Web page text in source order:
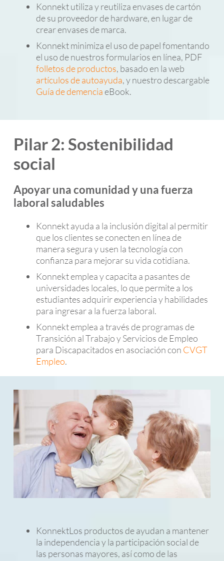
Konnekt utiliza y reutiliza envases de cartón
de su proveedor de hardware, en lugar de
crear envases de marca.
Konnekt minimiza el uso de papel fomentando
el uso de nuestros formularios en línea, PDF
folletos de productos, basado en la web
artículos de autoayuda, y nuestro descargable
Guía de demenciaeBook.
Pilar 2: Sostenibilidad
social
Apoyar una comunidad y una fuerza
laboral saludables
Konnekt ayuda a la inclusión digital al permitir
que los clientes se conecten en línea de
manera segura y usen la tecnología con
confianza para mejorar su vida cotidiana.
Konnekt emplea y capacita a pasantes de
universidades locales, lo que permite a los
estudiantes adquirir experiencia y habilidades
para ingresar a la fuerza laboral.
Konnekt emplea a través de programas de
Transición al Trabajo y Servicios de Empleo
para Discapacitados en asociación con CVGT
Empleo.
KonnektLos productos de ayudan a mantener
la independencia y la participación social de
las personas mayores, así como de las